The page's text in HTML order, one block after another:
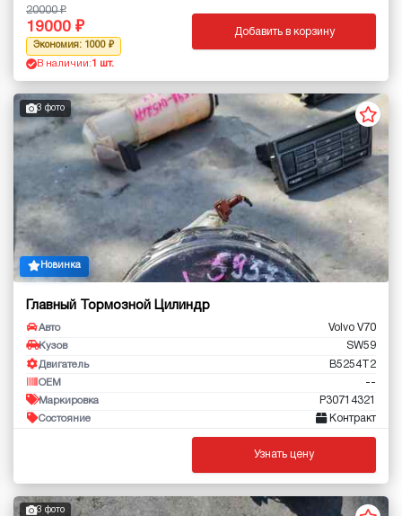
20000
19000
Экономия: 1000
В наличии: 1 шт.
Добавить в корзину
3 фото
Новинка
Главный Тормозной Цилиндр
Авто Volvo V70
Кузов SW59
Двигатель B5254T2
OEM --
Маркировка P30714321
Состояние Контракт
Узнать цену
3 фото